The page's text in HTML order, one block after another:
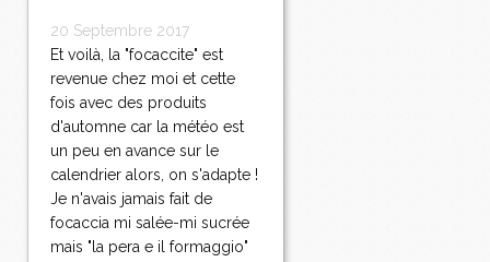
20 Septembre 2017
Et voilà, la "focaccite" est
revenue chez moi et cette
fois avec des produits
d'automne car la météo est
un peu en avance sur le
calendrier alors, on s'adapte !
Je n'avais jamais fait de
focaccia mi salée-mi sucrée
mais "la pera e il formaggio"